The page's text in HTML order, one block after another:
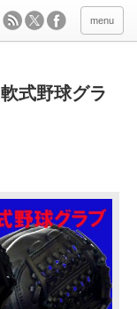
menu
式野球グラ